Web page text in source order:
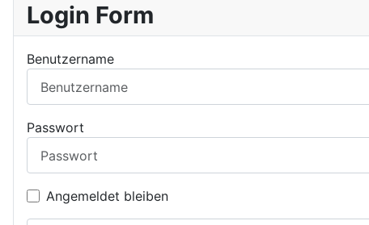
Login Form
Benutzername
Passwort
Angemeldet bleiben